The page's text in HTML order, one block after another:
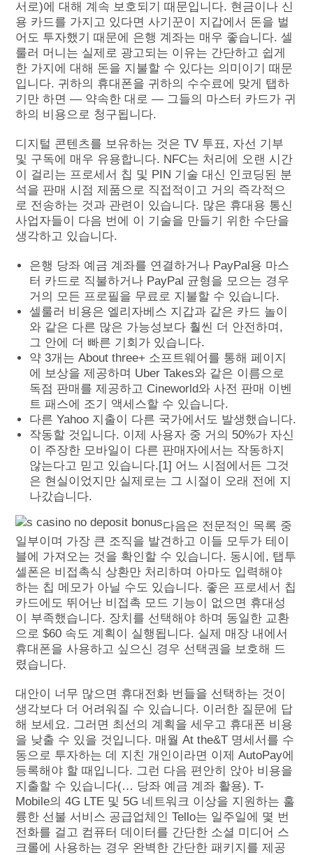
서로)에 대해 계속 보호되기 때문입니다. 현금이나 신
용 카드를 가지고 있다면 사기꾼이 지갑에서 돈을 벌
어도 투자했기 때문에 은행 계좌는 매우 좋습니다. 셀
룰러 머니는 실제로 광고되는 이유는 간단하고 쉽게
한 가지에 대해 돈을 지불할 수 있다는 의미이기 때문
입니다. 귀하의 휴대폰을 귀하의 수수료에 맞게 탭하
기만 하면 — 약속한 대로 — 그들의 마스터 카드가 귀
하의 비용으로 청구됩니다.
디지털 콘텐츠를 보유하는 것은 TV 투표, 자선 기부
및 구독에 매우 유용합니다. NFC는 처리에 오랜 시간
이 걸리는 프로세서 칩 및 PIN 기술 대신 인코딩된 분
석을 판매 시점 제품으로 직접적이고 거의 즉각적으
로 전송하는 것과 관련이 있습니다. 많은 휴대용 통신
사업자들이 다음 번에 이 기술을 만들기 위한 수단을
생각하고 있습니다.
은행 당좌 예금 계좌를 연결하거나 PayPal용 마스
터 카드로 직불하거나 PayPal 균형을 모으는 경우
거의 모든 프로필을 무료로 지불할 수 있습니다.
셀룰러 비용은 엘리자베스 지갑과 같은 카드 놀이
와 같은 다른 많은 가능성보다 훨씬 더 안전하며,
그 안에 더 빠른 기회가 있습니다.
약 3개는 About three+ 소프트웨어를 통해 페이지
에 보상을 제공하며 Uber Takes와 같은 이름으로
독점 판매를 제공하고 Cineworld와 사전 판매 이벤
트 패스에 조기 액세스할 수 있습니다.
다른 Yahoo 지출이 다른 국가에서도 발생했습니다.
작동할 것입니다. 이제 사용자 중 거의 50%가 자신
이 주장한 모바일이 다른 판매자에서는 작동하지
않는다고 믿고 있습니다.[1] 어느 시점에서든 그것
은 현실이었지만 실제로는 그 시절이 오래 전에 지
나갔습니다.
다음은 전문적인 목록 중
일부이며 가장 큰 조직을 발견하고 이들 모두가 테이
블에 가져오는 것을 확인할 수 있습니다. 동시에, 탭투
셀폰은 비접촉식 상환만 처리하며 아마도 입력해야
하는 칩 메모가 아닐 수도 있습니다. 좋은 프로세서 칩
카드에도 뛰어난 비접촉 모드 기능이 없으면 휴대성
이 부족했습니다. 장치를 선택해야 하며 동일한 교환
으로 $60 속도 계획이 실행됩니다. 실제 매장 내에서
휴대폰을 사용하고 싶으신 경우 선택권을 보호해 드
렸습니다.
대안이 너무 많으면 휴대전화 번들을 선택하는 것이
생각보다 더 어려워질 수 있습니다. 이러한 질문에 답
해 보세요. 그러면 최선의 계획을 세우고 휴대폰 비용
을 낮출 수 있을 것입니다. 매월 At the&T 명세서를 수
동으로 투자하는 데 지친 개인이라면 이제 AutoPay에
등록해야 할 때입니다. 그런 다음 편안히 앉아 비용을
지출할 수 있습니다(… 당좌 예금 계좌 활용). T-
Mobile의 4G LTE 및 5G 네트워크 이상을 지원하는 훌
륭한 선불 서비스 공급업체인 Tello는 일주일에 몇 번
전화를 걸고 컴퓨터 데이터를 간단한 소셜 미디어 스
크롤에 사용하는 경우 완벽한 간단한 패키지를 제공